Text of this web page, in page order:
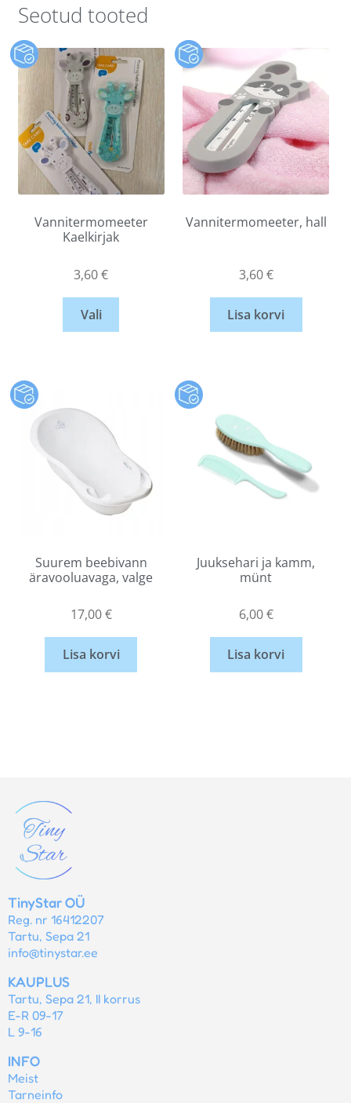
Seotud tooted
Vannitermomeeter
Kaelkirjak
3,60€
Vali
Vannitermomeeter, hall
3,60€
Lisa korvi
Suurem beebivann
äravooluavaga, valge
17,00€
Lisa korvi
Juuksehari ja kamm,
münt
6,00€
Lisa korvi
TinyStar OÜ
Reg. nr 16412207
Tartu, Sepa 21
info@tinystar.ee
KAUPLUS
Tartu, Sepa 21, II korrus
E-R 09-17
L 9-16
INFO
Meist
Tarneinfo